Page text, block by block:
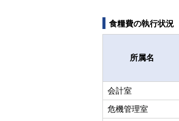
食糧費の執行状況
所属名
会計室
危機管理室